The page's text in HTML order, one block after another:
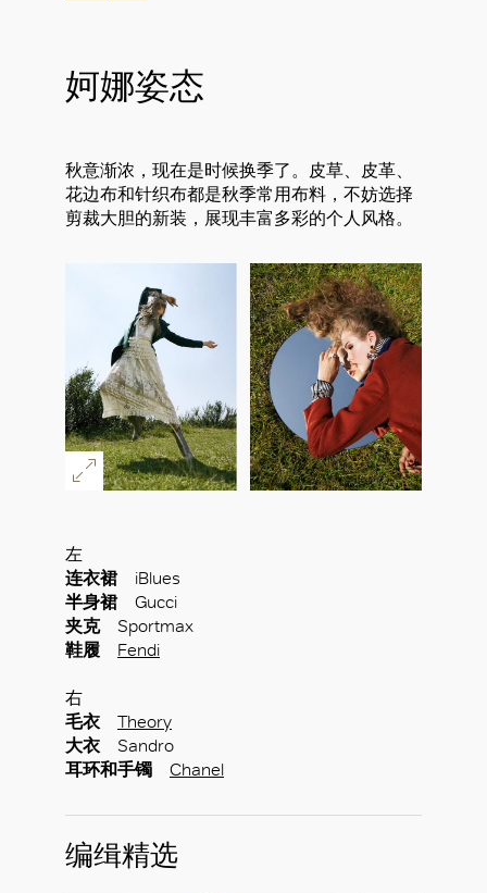
妸娜姿态
秋意渐浓，现在是时候换季了。皮草、皮革、
花边布和针织布都是秋季常用布料，不妨选择
剪裁大胆的新装，展现丰富多彩的个人风格。
左
连衣裙iBlues
半身裙Gucci
夹克Sportmax
鞋履
Fendi
右
毛衣
Theory
大衣 Sandro
耳环和手镯
Chanel
编缉精选